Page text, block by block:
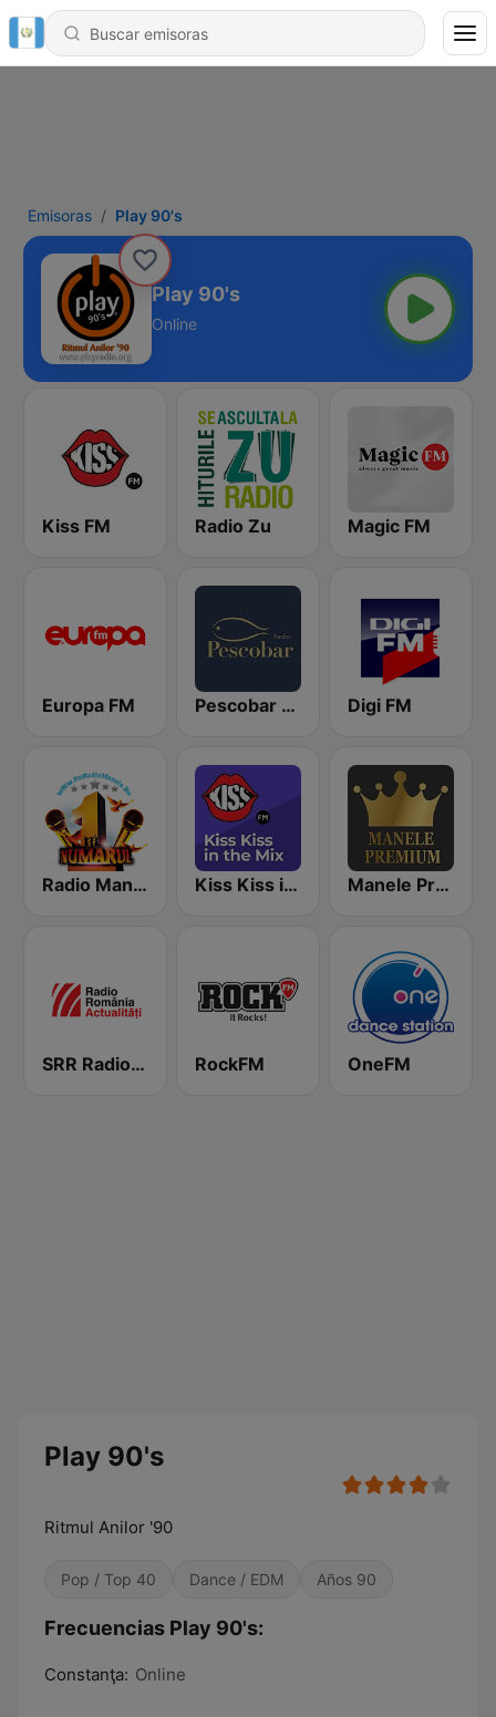
Emisoras Play 90's
Play 90's
Online
Kiss FM Radio Zu Magic FM
Europa FM Pescobar Radio Digi FM
Radio Manele Kiss Kiss in the Mix Radio Manele Premium
SRR Radio România Actualităţi RockFM OneFM
Play 90's
Ritmul Anilor '90
Pop / Top 40 Dance / EDM Años 90
Frecuencias Play 90's:
Constanţa: Online